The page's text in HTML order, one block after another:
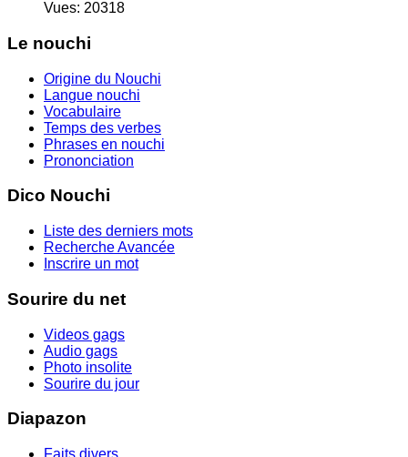
Vues: 20318
Le nouchi
Origine du Nouchi
Langue nouchi
Vocabulaire
Temps des verbes
Phrases en nouchi
Prononciation
Dico Nouchi
Liste des derniers mots
Recherche Avancée
Inscrire un mot
Sourire du net
Videos gags
Audio gags
Photo insolite
Sourire du jour
Diapazon
Faits divers